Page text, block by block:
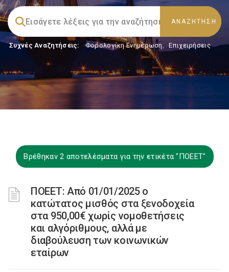
Συχνές Αναζητήσεις: Φορολογικη Ενημέρωση , Επιχειρήσεις
Βρέθηκαν 2 αποτελέσματα για την ετικέτα "ΠΟΕΕΤ"
ΠΟΕΕΤ: Από 01/01/2025 ο
κατώτατος μισθός στα ξενοδοχεία
στα 950,00€ χωρίς νομοθετήσεις
και αλγόριθμους, αλλά με
διαβούλευση των κοινωνικών
εταίρων